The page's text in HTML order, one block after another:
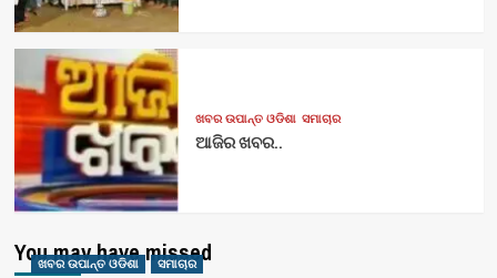
ଖବର ଉପାନ୍ତ ଓଡିଶା ସମାଚାର
ଆଜିର ଖବର..
You may have missed
ଖବର ଉପାନ୍ତ ଓଡିଶା ସମାଚାର